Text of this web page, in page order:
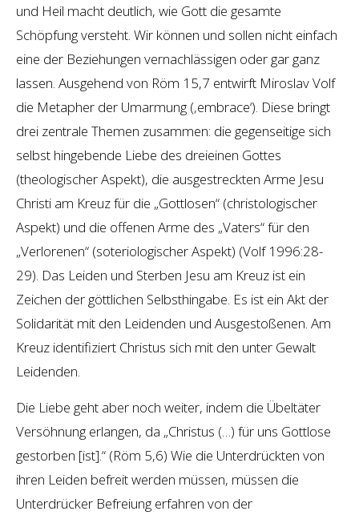
und Heil macht deutlich, wie Gott die gesamte
Schöpfung versteht. Wir können und sollen nicht einfach
eine der Beziehungen vernachlässigen oder gar ganz
lassen. Ausgehend von Röm 15,7 entwirft Miroslav Volf
die Metapher der Umarmung (‚embrace‘). Diese bringt
drei zentrale Themen zusammen: die gegenseitige sich
selbst hingebende Liebe des dreieinen Gottes
(theologischer Aspekt), die ausgestreckten Arme Jesu
Christi am Kreuz für die „Gottlosen“ (christologischer
Aspekt) und die offenen Arme des „Vaters“ für den
„Verlorenen“ (soteriologischer Aspekt) (Volf 1996:28-
29). Das Leiden und Sterben Jesu am Kreuz ist ein
Zeichen der göttlichen Selbsthingabe. Es ist ein Akt der
Solidarität mit den Leidenden und Ausgestoßenen. Am
Kreuz identifiziert Christus sich mit den unter Gewalt
Leidenden.
Die Liebe geht aber noch weiter, indem die Übeltäter
Versöhnung erlangen, da „Christus (…) für uns Gottlose
gestorben [ist].“ (Röm 5,6) Wie die Unterdrückten von
ihren Leiden befreit werden müssen, müssen die
Unterdrücker Befreiung erfahren von der